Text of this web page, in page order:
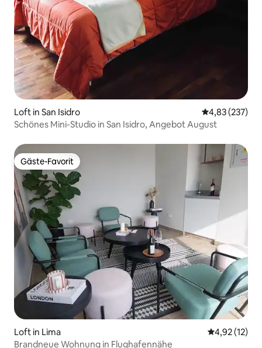
Loft in San Isidro
4,83 (237)
Schönes Mini-Studio in San Isidro, Angebot August
Gäste-Favorit
Gäste-Favorit
Loft in Lima
4,92 (12)
Brandneue Wohnung in Flughafennähe